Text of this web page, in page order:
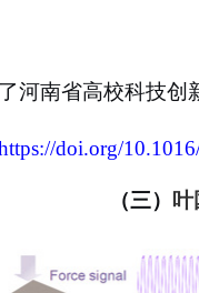
河南省高校科技创
doi.org/
（三）